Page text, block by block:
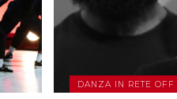
DANZA IN RETE OFF